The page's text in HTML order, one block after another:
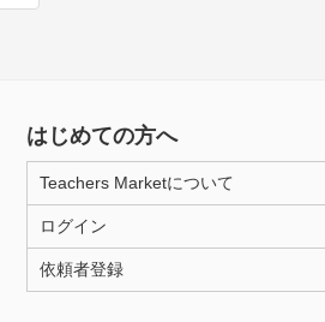
はじめての方へ
Teachers Marketについて
ログイン
依頼者登録